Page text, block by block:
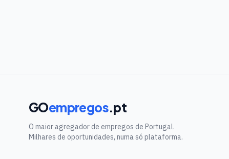
GOempregos.pt
O maior agregador de empregos de Portugal.
Milhares de oportunidades, numa só plataforma.